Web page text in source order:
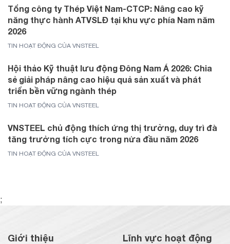
Tổng công ty Thép Việt Nam-CTCP: Nâng cao kỹ
năng thực hành ATVSLĐ tại khu vực phía Nam năm
2026
TIN HOẠT ĐỘNG CỦA VNSTEEL
Hội thảo Kỹ thuật lưu động Đông Nam Á 2026: Chia
sẻ giải pháp nâng cao hiệu quả sản xuất và phát
triển bền vững ngành thép
TIN HOẠT ĐỘNG CỦA VNSTEEL
VNSTEEL chủ động thích ứng thị trường, duy trì đà
tăng trưởng tích cực trong nửa đầu năm 2026
TIN HOẠT ĐỘNG CỦA VNSTEEL
;
Giới thiệu Lĩnh vực hoạt động